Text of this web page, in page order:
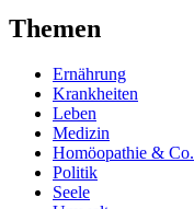
Themen
Ernährung
Krankheiten
Leben
Medizin
Homöopathie & Co.
Politik
Seele